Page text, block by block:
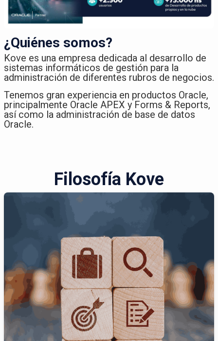
¿Quiénes somos?
Kove es una empresa dedicada al desarrollo de
sistemas informáticos de gestión para la
administración de diferentes rubros de negocios.​
Tenemos gran experiencia en productos Oracle,
principalmente Oracle APEX y Forms & Reports,
así como la administración de base de datos
Oracle.
Filosofía Kove